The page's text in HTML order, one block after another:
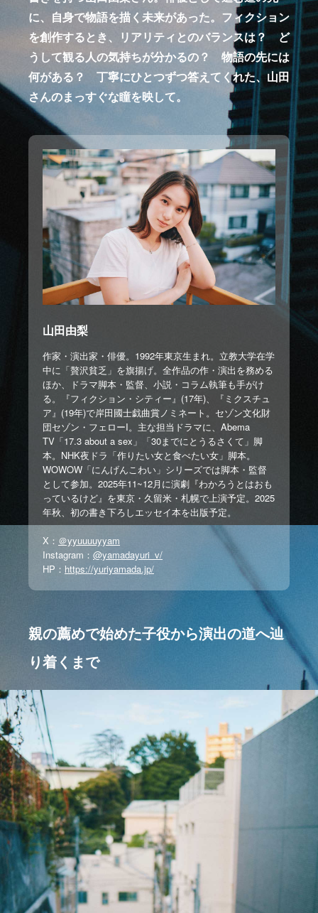
に、自身で物語を描く未来があった。フィクション
を創作するとき、リアリティとのバランスは？ ど
うして観る人の気持ちが分かるの？ 物語の先には
何がある？ 丁寧にひとつずつ答えてくれた、山田
さんのまっすぐな瞳を映して。
山田由梨
作家・演出家・俳優。1992年東京生まれ。立教大学在学
中に「贅沢貧乏」を旗揚げ。全作品の作・演出を務める
ほか、ドラマ脚本・監督、小説・コラム執筆も手がけ
る。『フィクション・シティー』(17年)、『ミクスチュ
ア』(19年)で岸田國士戯曲賞ノミネート。セゾン文化財
団セゾン・フェローI。主な担当ドラマに、Abema
TV「17.3 about a sex」「30までにとうるさくて」脚
本。NHK夜ドラ「作りたい女と食べたい女」脚本。
WOWOW「にんげんこわい」シリーズでは脚本・監督
として参加。2025年11~12月に演劇『わかろうとはおも
っているけど』を東京・久留米・札幌で上演予定。2025
年秋、初の書き下ろしエッセイ本を出版予定。
X： ＠yyuuuuyyam
Instagram： @yamadayuri_v/
HP： https://yuriyamada.jp/
親の薦めで始めた子役から演出の道へ辿
り着くまで